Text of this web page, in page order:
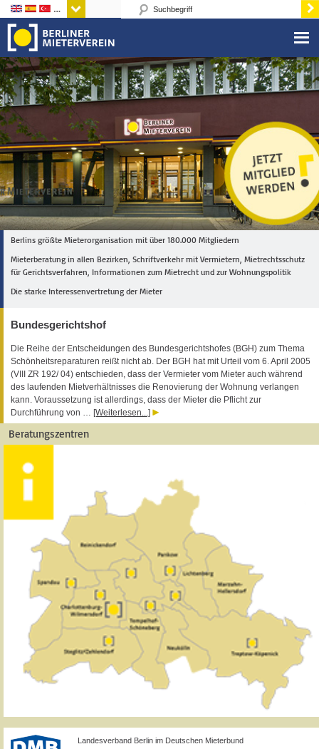
Sprachen
Berlins größte Mieterorganisation mit über 180.000 Mitgliedern
Mieterberatung in allen Bezirken, Schriftverkehr mit Vermietern, Mietrechtsschutz
für Gerichtsverfahren, Informationen zum Mietrecht und zur Wohnungspolitik
Die starke Interessenvertretung der Mieter
Bundesgerichtshof
Die Reihe der Entscheidungen des Bundesgerichtshofes (BGH) zum Thema
Schönheitsreparaturen reißt nicht ab. Der BGH hat mit Urteil vom 6. April 2005
(VIII ZR 192/ 04) entschieden, dass der Vermieter vom Mieter auch während
des laufenden Mietverhältnisses die Renovierung der Wohnung verlangen
kann. Voraussetzung ist allerdings, dass der Mieter die Pflicht zur
Durchführung von … [Weiterlesen...]
Beratungszentren
Landesverband Berlin im Deutschen Mieterbund